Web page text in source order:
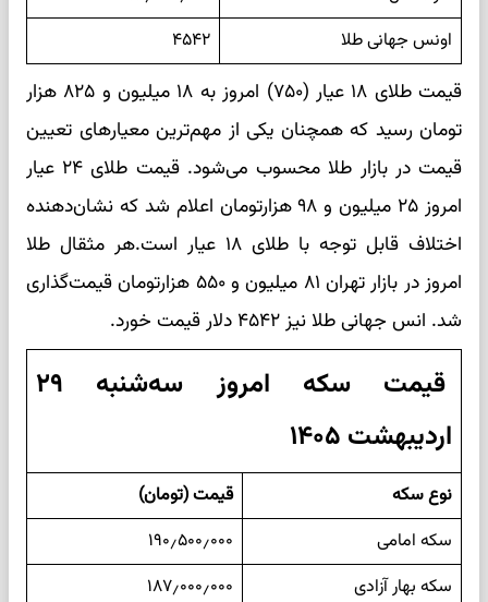
اونس جهانی طلا
۴۵۴۲
قیمت طلای ۱۸ عیار (۷۵۰) امروز به ۱۸ میلیون و ۸۲۵ هزار
تومان رسید که همچنان یکی از مهم‌ترین معیارهای تعیین
قیمت در بازار طلا محسوب می‌شود. قیمت طلای ۲۴ عیار
امروز ۲۵ میلیون و ۹۸ هزارتومان اعلام شد که نشان‌دهنده
اختلاف قابل توجه با طلای ۱۸ عیار است.هر مثقال طلا
امروز در بازار تهران ۸۱ میلیون و ۵۵۰ هزارتومان قیمت‌گذاری
شد. انس جهانی طلا نیز ۴۵۴۲ دلار قیمت خورد.
قیمت سکه امروز سه‌شنبه ۲۹
اردیبهشت ۱۴۰۵
نوع سکه
قیمت (تومان)
سکه امامی
۱۹۰٫۵۰۰٫۰۰۰
سکه بهار آزادی
۱۸۷٫۰۰۰٫۰۰۰